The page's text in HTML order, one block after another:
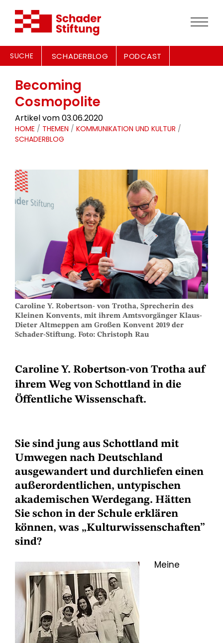
SUCHE SCHADERBLOG PODCAST
Becoming
Cosmopolite
Artikel vom 03.06.2020
HOME / THEMEN / KOMMUNIKATION UND KULTUR /
SCHADERBLOG
Caroline Y. Robertson- von Trotha, Sprecherin des
Kleinen Konvents, mit ihrem Amtsvorgänger Klaus-
Dieter Altmeppen am Großen Konvent 2019 der
Schader-Stiftung. Foto: Christoph Rau
Caroline Y. Robertson-von Trotha auf
ihrem Weg von Schottland in die
Öffentliche Wissenschaft.
Sie sind jung aus Schottland mit
Umwegen nach Deutschland
ausgewandert und durchliefen einen
außerordentlichen, untypischen
akademischen Werdegang. Hätten
Sie schon in der Schule erklären
können, was „Kulturwissenschaften”
sind?
Meine